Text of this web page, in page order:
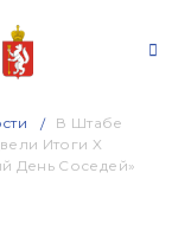
В Штабе
Итоги X
День Соседей»